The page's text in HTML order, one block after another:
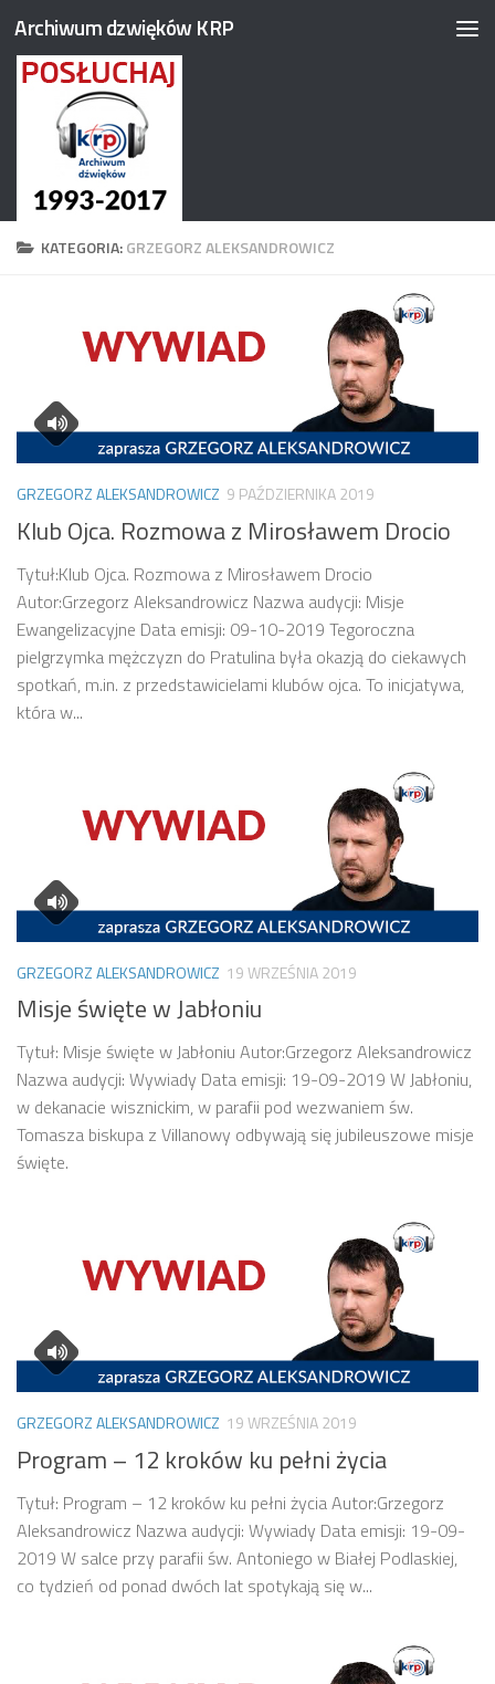
Przejdź do treści
Archiwum dzwięków KRP
KATEGORIA:GRZEGORZ ALEKSANDROWICZ
GRZEGORZ ALEKSANDROWICZ 9 PAŹDZIERNIKA 2019
Klub Ojca. Rozmowa z Mirosławem Drocio
Tytuł:Klub Ojca. Rozmowa z Mirosławem Drocio
Autor:Grzegorz Aleksandrowicz Nazwa audycji: Misje
Ewangelizacyjne Data emisji: 09-10-2019 Tegoroczna
pielgrzymka mężczyzn do Pratulina była okazją do ciekawych
spotkań, m.in. z przedstawicielami klubów ojca. To inicjatywa,
która w...
GRZEGORZ ALEKSANDROWICZ 19 WRZEŚNIA 2019
Misje święte w Jabłoniu
Tytuł: Misje święte w Jabłoniu Autor:Grzegorz Aleksandrowicz
Nazwa audycji: Wywiady Data emisji: 19-09-2019 W Jabłoniu,
w dekanacie wisznickim, w parafii pod wezwaniem św.
Tomasza biskupa z Villanowy odbywają się jubileuszowe misje
święte.
GRZEGORZ ALEKSANDROWICZ 19 WRZEŚNIA 2019
Program – 12 kroków ku pełni życia
Tytuł: Program – 12 kroków ku pełni życia Autor:Grzegorz
Aleksandrowicz Nazwa audycji: Wywiady Data emisji: 19-09-
2019 W salce przy parafii św. Antoniego w Białej Podlaskiej,
co tydzień od ponad dwóch lat spotykają się w...